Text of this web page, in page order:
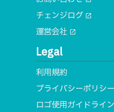
チェンジログ open_in_new
運営会社 open_in_new
Legal
利用規約
プライバシーポリシー
ロゴ使用ガイドライン